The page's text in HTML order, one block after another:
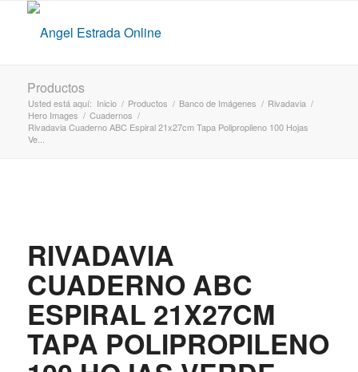
Productos
Usted está aquí: Inicio / Productos / Banco de Imágenes / Rivadavia /
Hero Images / Cuadernos /
Rivadavia Cuaderno ABC Espiral 21x27cm Tapa Polipropileno 100 Hojas
Ve...
RIVADAVIA
CUADERNO ABC
ESPIRAL 21X27CM
TAPA POLIPROPILENO